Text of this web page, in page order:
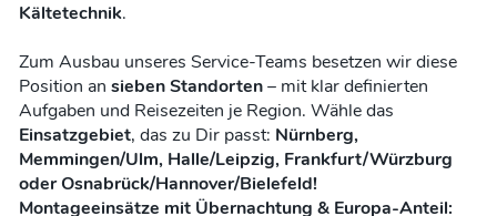
Kältetechnik.
Zum Ausbau unseres Service-Teams besetzen wir diese
Position an sieben Standorten– mit klar definierten
Aufgaben und Reisezeiten je Region. Wähle das
Einsatzgebiet, das zu Dir passt: Nürnberg,
Memmingen/Ulm, Halle/Leipzig, Frankfurt/Würzburg
oder Osnabrück/Hannover/Bielefeld!
Montageeinsätze mit Übernachtung & Europa-Anteil: